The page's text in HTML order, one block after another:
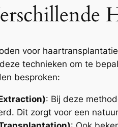
voor
technieken om te
besproken:
: Bij deze
Dit zorgt voor een